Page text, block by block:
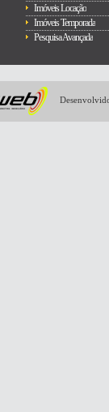
Imóveis Locação
Imóveis Temporada
Pesquisa Avançada